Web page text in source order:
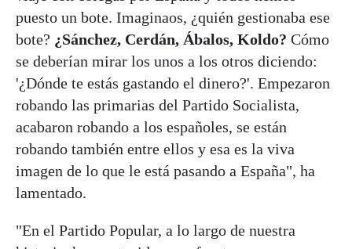
puesto un bote. Imaginaos, ¿quién gestionaba ese
bote? ¿Sánchez, Cerdán, Ábalos, Koldo? Cómo
se deberían mirar los unos a los otros diciendo:
'¿Dónde te estás gastando el dinero?'. Empezaron
robando las primarias del Partido Socialista,
acabaron robando a los españoles, se están
robando también entre ellos y esa es la viva
imagen de lo que le está pasando a España", ha
lamentado.
"En el Partido Popular, a lo largo de nuestra